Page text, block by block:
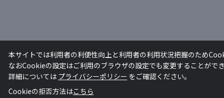
本サイトでは利用者の利便性向上と利用者の利用状況把握のため
なおCookieの設定はご利用のブラウザの設定でも変更することがで
詳細については プライバシーポリシー をご確認ください。
Cookieの拒否方法はこちら